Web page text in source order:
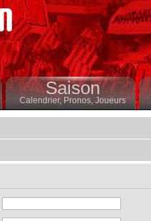
Saison
Calendrier,Pronos, Joueurs